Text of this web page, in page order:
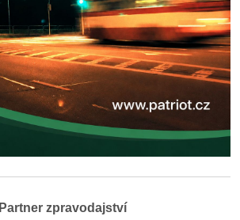
Partner zpravodajství